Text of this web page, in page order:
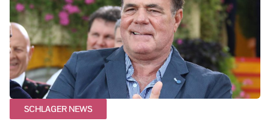
SCHLAGER NEWS